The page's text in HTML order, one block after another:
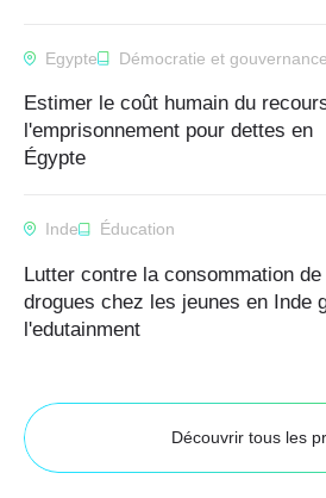
Découvrir tous les
Egypte Démocratie et gouvernance
Estimer le coût humain du
l'emprisonnement pour dettes en
Égypte
Inde Éducation
Lutter contre la consommation de
drogues chez les jeunes en Inde
l'edutainment